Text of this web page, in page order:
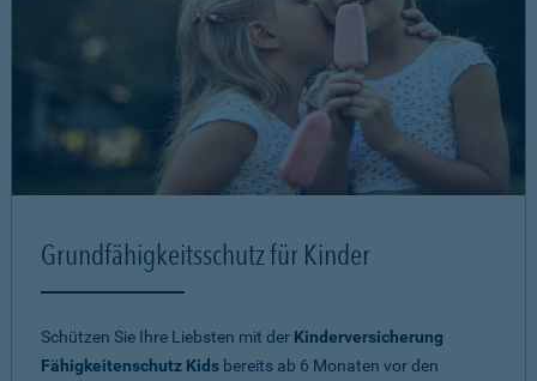
Grundfähigkeitsschutz für Kinder
Schützen Sie Ihre Liebsten mit der Kinderversicherung
Fähigkeitenschutz Kids bereits ab 6 Monaten vor den